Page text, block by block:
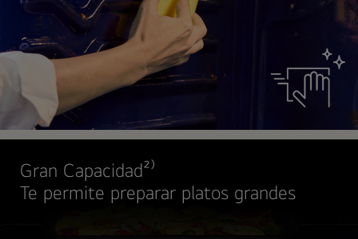
Gran Capacidad²⁾
Te permite preparar platos grandes